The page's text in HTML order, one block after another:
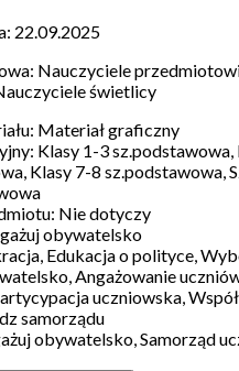
22.09.2025
Nauczyciele
świetlicy
Materiał graficzny
Klasy 1-3 sz.podstawowa,
Klasy 7-8 sz.podstawowa,
Nie dotyczy
obywatelsko
Edukacja o polityce,
Angażowanie
uczniowska,
samorządu
obywatelsko, Samorząd